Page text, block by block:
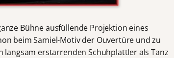
Bühne ausfüllende Projektion eines
beim Samiel-Motiv der Ouvertüre und zu
langsam erstarrenden Schuhplattler als Tanz